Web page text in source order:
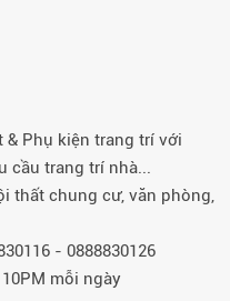
& Phụ kiện trang trí với
cầu trang trí nhà...
thất chung cư, văn phòng,
- 0888830126
mỗi ngày